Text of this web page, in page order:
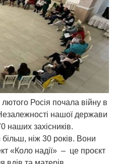
Росія почала війну в
нашої держави
наших захісників.
ніж 30 років. Вони
«Коло надії» – це проєкт